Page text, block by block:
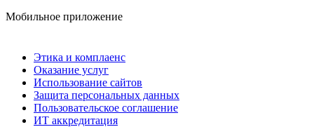
Мобильное приложение
Этика и комплаенс
Оказание услуг
Использование сайтов
Защита персональных данных
Пользовательское соглашение
ИТ аккредитация